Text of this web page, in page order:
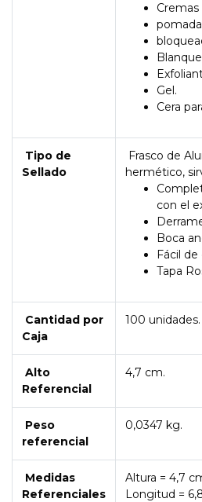
Cremas
Gel.
Cera
Tipo de
Sellado
Frasco de
hermético,
con el
Boca
Fácil de
Tapa
Cantidad por
Caja
100 unidades.
Alto
Referencial
4,7 cm.
Peso
referencial
0,0347 kg.
Medidas
Referenciales
Altura = 4,7
Longitud =